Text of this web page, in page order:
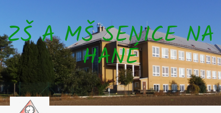
ZŠ A MŠ SENICE NA
HANÉ